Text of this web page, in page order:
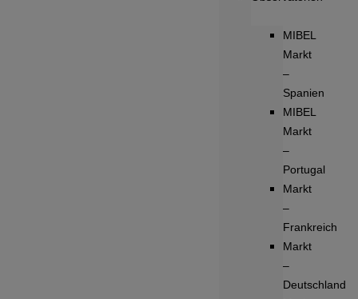
MIBEL
Markt
–
Spanien
MIBEL
Markt
–
Portugal
Markt
–
Frankreich
Markt
–
Deutschland